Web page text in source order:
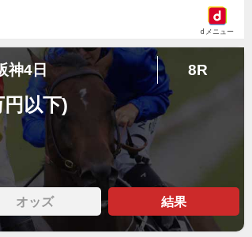
dメニュー
神4日 8R
以下)
オッズ 結果